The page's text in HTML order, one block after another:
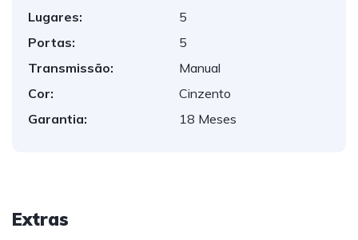
Lugares:
5
Portas:
5
Transmissão:
Manual
Cor:
Cinzento
Garantia:
18 Meses
Extras